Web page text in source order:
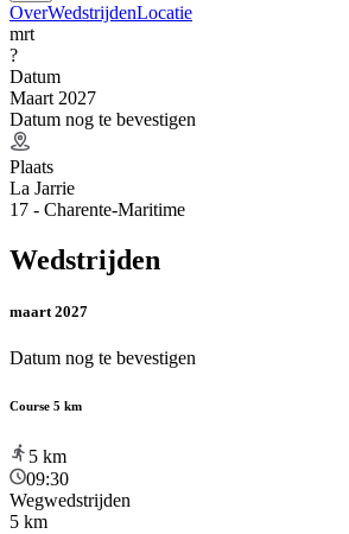
OverWedstrijdenLocatie
mrt
?
Datum
Maart 2027
Datum nog te bevestigen
Plaats
La Jarrie
17 - Charente-Maritime
Wedstrijden
maart 2027
Datum nog te bevestigen
Course 5 km
5 km
09:30
Wegwedstrijden
5 km